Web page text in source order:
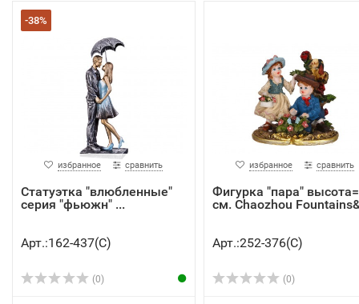
-38%
избранное сравнить
Статуэтка "влюбленные"
серия "фьюжн" ...
Арт.:162-437(C)
(0)
избранное сравнить
Фигурка "пара"
см. Chaozhou
Арт.:252-376(C)
(0)